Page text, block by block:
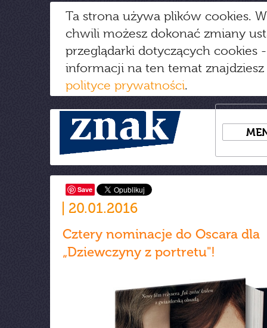
Ta strona używa plików cookies.
chwili możesz dokonać zmiany
przeglądarki dotyczących cookies
informacji na ten temat
polityce prywatności.
Save
20.01.2016
Cztery nominacje do Oscara dla
„Dziewczyny z portretu"!